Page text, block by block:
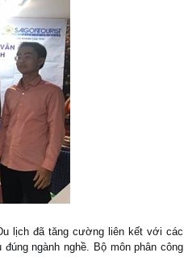
lịch đã tăng cường liên kết với các
ngành nghề. Bộ môn phân công